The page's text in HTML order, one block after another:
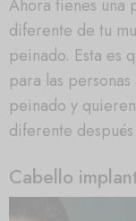
Ahora tienes una
diferente de tu
peinado. Esta es
para las
peinado y
diferente
Cabello